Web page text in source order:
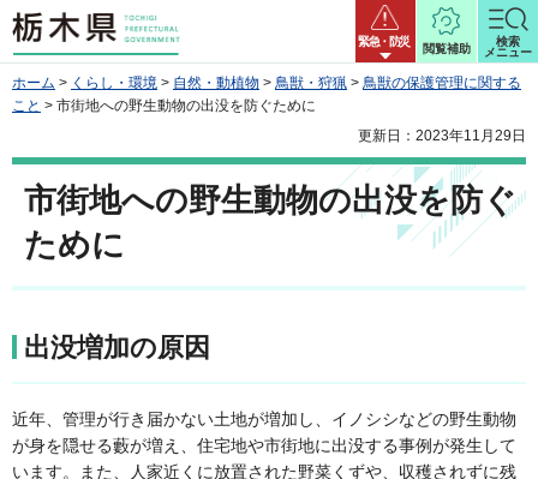
栃木県 緊急・防災
閲覧補助
検索
メニュー
ホーム > くらし・環境 > 自然・動植物 > 鳥獣・狩猟 > 鳥獣の保護管理に関する
こと > 市街地への野生動物の出没を防ぐために
更新日：2023年11月29日
市街地への野生動物の出没を防ぐ
ために
出没増加の原因
近年、管理が行き届かない土地が増加し、イノシシなどの野生動物
が身を隠せる藪が増え、住宅地や市街地に出没する事例が発生して
います。また、人家近くに放置された野菜くずや、収穫されずに残